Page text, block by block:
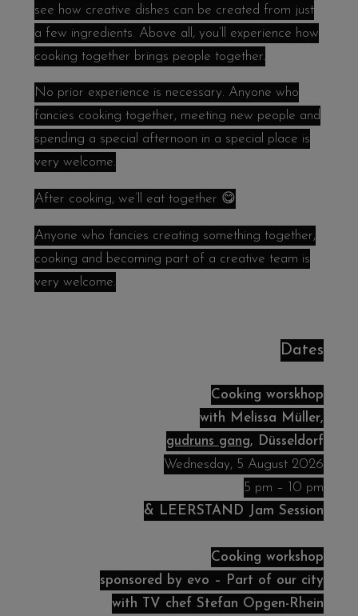
see how creative dishes can be created from just
a few ingredients. Above all, you’ll experience how
cooking together brings people together.
No prior experience is necessary. Anyone who
fancies cooking together, meeting new people and
spending a special afternoon in a special place is
very welcome.
After cooking, we’ll eat together 😋
Anyone who fancies creating something together,
cooking and becoming part of a creative team is
very welcome.
Dates
Cooking worskhop
with Melissa Müller,
gudruns gang, Düsseldorf
Wednesday, 5 August 2026
5 pm – 10 pm
& LEERSTAND Jam Session
Cooking workshop
sponsored by evo – Part of our city
with TV chef Stefan Opgen-Rhein